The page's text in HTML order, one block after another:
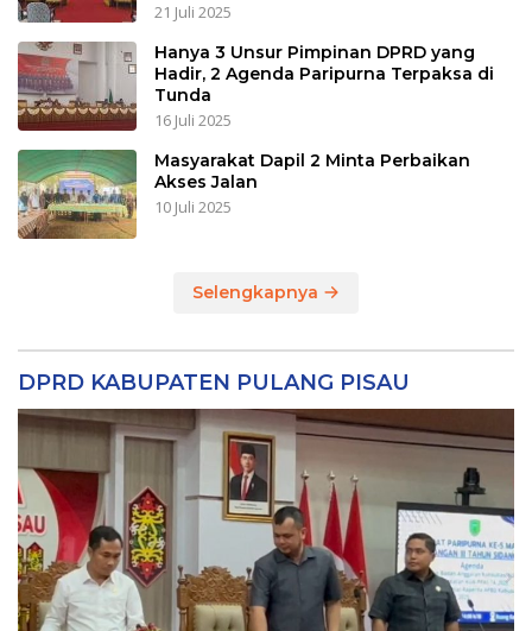
21 Juli 2025
Hanya 3 Unsur Pimpinan DPRD yang
Hadir, 2 Agenda Paripurna Terpaksa di
Tunda
16 Juli 2025
Masyarakat Dapil 2 Minta Perbaikan
Akses Jalan
10 Juli 2025
Selengkapnya
DPRD KABUPATEN PULANG PISAU